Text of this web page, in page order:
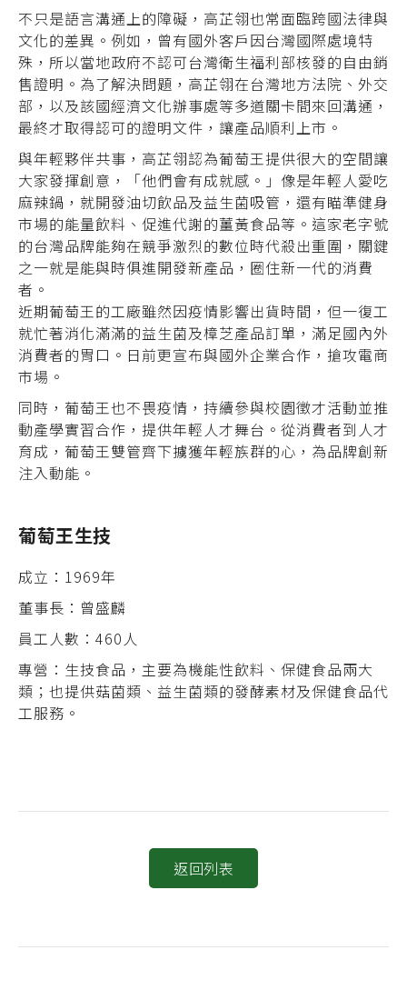
不只是語言溝通上的障礙，高芷翎也常面臨跨國法律與
文化的差異。例如，曾有國外客戶因台灣國際處境特
殊，所以當地政府不認可台灣衛生福利部核發的自由銷
售證明。為了解決問題，高芷翎在台灣地方法院、外交
部，以及該國經濟文化辦事處等多道關卡間來回溝通，
最終才取得認可的證明文件，讓產品順利上市。
與年輕夥伴共事，高芷翎認為葡萄王提供很大的空間讓
大家發揮創意，「他們會有成就感。」像是年輕人愛吃
麻辣鍋，就開發油切飲品及益生菌吸管，還有瞄準健身
市場的能量飲料、促進代謝的薑黃食品等。這家老字號
的台灣品牌能夠在競爭激烈的數位時代殺出重圍，關鍵
之一就是能與時俱進開發新產品，圈住新一代的消費
者。
近期葡萄王的工廠雖然因疫情影響出貨時間，但一復工
就忙著消化滿滿的益生菌及樟芝產品訂單，滿足國內外
消費者的胃口。日前更宣布與國外企業合作，搶攻電商
市場。
同時，葡萄王也不畏疫情，持續參與校園徵才活動並推
動產學實習合作，提供年輕人才舞台。從消費者到人才
育成，葡萄王雙管齊下擄獲年輕族群的心，為品牌創新
注入動能。
葡萄王生技
成立：1969年
董事長：曾盛麟
員工人數：460人
專營：生技食品，主要為機能性飲料、保健食品兩大
類；也提供菇菌類、益生菌類的發酵素材及保健食品代
工服務。
返回列表